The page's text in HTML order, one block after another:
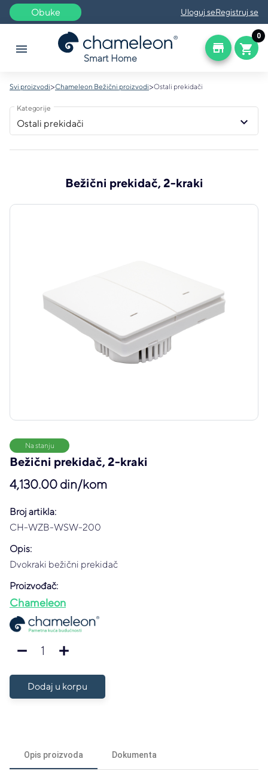
Obuke Uloguj seRegistruj se
menu
Smart Home
store shopping_cart
0
Svi proizvodi>Chameleon Bežični proizvodi>Ostali prekidači
Ostali prekidači
Kategorije
keyboard_arrow_down
Bežični prekidač, 2-kraki
Na stanju
Bežični prekidač, 2-kraki
4,130.00 din/kom
Broj artikla:
CH-WZB-WSW-200
Opis:
Dvokraki bežični prekidač
Proizvođač:
Chameleon
remove 1 add
Dodaj u korpu
Opis proizvoda Dokumenta